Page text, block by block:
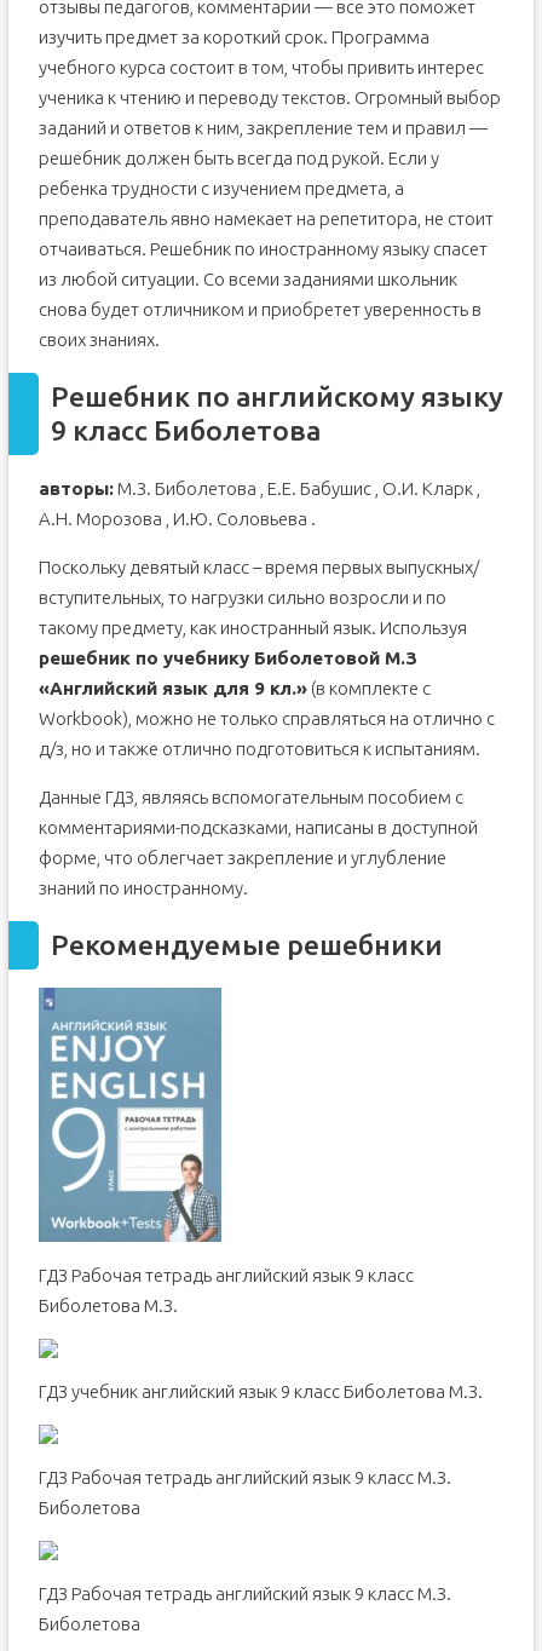
отзывы педагогов, комментарии — все это поможет
изучить предмет за короткий срок. Программа
учебного курса состоит в том, чтобы привить интерес
ученика к чтению и переводу текстов. Огромный выбор
заданий и ответов к ним, закрепление тем и правил —
решебник должен быть всегда под рукой. Если у
ребенка трудности с изучением предмета, а
преподаватель явно намекает на репетитора, не стоит
отчаиваться. Решебник по иностранному языку спасет
из любой ситуации. Со всеми заданиями школьник
снова будет отличником и приобретет уверенность в
своих знаниях.
Решебник по английскому языку
9 класс Биболетова
авторы:М.З. Биболетова , Е.Е. Бабушис , О.И. Кларк ,
А.Н. Морозова , И.Ю. Соловьева .
Поскольку девятый класс – время первых выпускных/
вступительных, то нагрузки сильно возросли и по
такому предмету, как иностранный язык. Используя
решебник по учебнику Биболетовой М.З
«Английский язык для 9 кл.»(в комплекте с
Workbook), можно не только справляться на отлично с
д/з, но и также отлично подготовиться к испытаниям.
Данные ГДЗ, являясь вспомогательным пособием с
комментариями-подсказками, написаны в доступной
форме, что облегчает закрепление и углубление
знаний по иностранному.
Рекомендуемые решебники
ГДЗ Рабочая тетрадь английский язык 9 класс
Биболетова М.З.
ГДЗ учебник английский язык 9 класс Биболетова М.З.
ГДЗ Рабочая тетрадь английский язык 9 класс М.З.
Биболетова
ГДЗ Рабочая тетрадь английский язык 9 класс М.З.
Биболетова